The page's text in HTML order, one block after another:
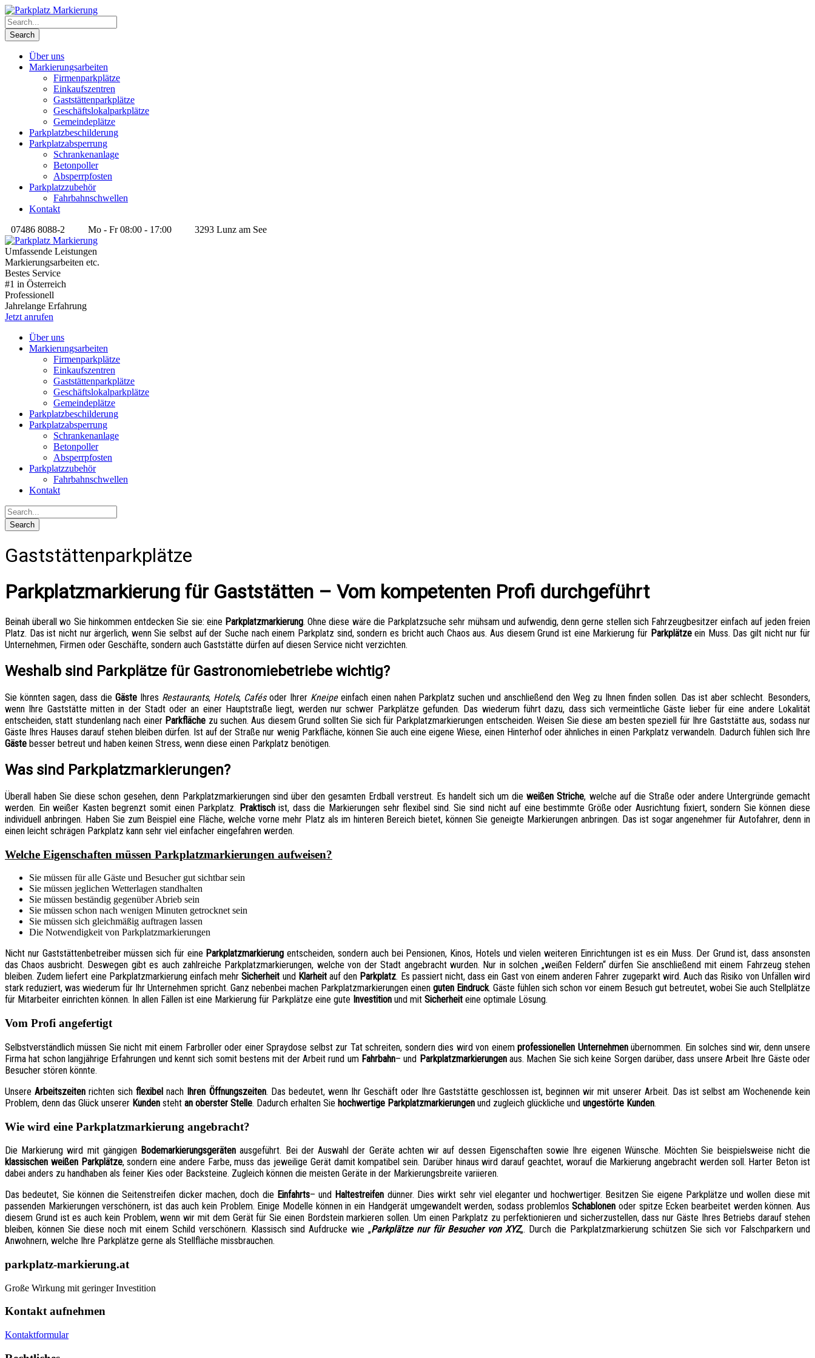
Über uns
Markierungsarbeiten
Firmenparkplätze
Einkaufszentren
Gaststättenparkplätze
Geschäftslokalparkplätze
Gemeindeplätze
Parkplatzbeschilderung
Parkplatzabsperrung
Schrankenanlage
Betonpoller
Absperrpfosten
Parkplatzzubehör
Fahrbahnschwellen
Kontakt
07486 8088-2
Mo - Fr 08:00 - 17:00 3293 Lunz am See
Umfassende Leistungen
Markierungsarbeiten etc.
Bestes Service
#1 in Österreich
Professionell
Jahrelange Erfahrung
Jetzt anrufen
Über uns
Markierungsarbeiten
Firmenparkplätze
Einkaufszentren
Gaststättenparkplätze
Geschäftslokalparkplätze
Gemeindeplätze
Parkplatzbeschilderung
Parkplatzabsperrung
Schrankenanlage
Betonpoller
Absperrpfosten
Parkplatzzubehör
Fahrbahnschwellen
Kontakt
Gaststättenparkplätze
Parkplatzmarkierung für Gaststätten – Vom kompetenten Profi durchgeführt
Beinah überall wo Sie hinkommen entdecken Sie sie: eine Parkplatzmarkierung. Ohne diese wäre die Parkplatzsuche sehr mühsam und aufwendig, denn gerne stellen sich Fahrzeugbesitzer einfach auf jeden freien
Platz. Das ist nicht nur ärgerlich, wenn Sie selbst auf der Suche nach einem Parkplatz sind, sondern es bricht auch Chaos aus. Aus diesem Grund ist eine Markierung für Parkplätzeein Muss. Das gilt nicht nur für
Unternehmen, Firmen oder Geschäfte, sondern auch Gaststätte dürfen auf diesen Service nicht verzichten.
Weshalb sind Parkplätze für Gastronomiebetriebe wichtig?
Sie könnten sagen, dass die GästeIhres Restaurants, Hotels, Cafésoder Ihrer Kneipeeinfach einen nahen Parkplatz suchen und anschließend den Weg zu Ihnen finden sollen. Das ist aber schlecht. Besonders,
wenn Ihre Gaststätte mitten in der Stadt oder an einer Hauptstraße liegt, werden nur schwer Parkplätze gefunden. Das wiederum führt dazu, dass sich vermeintliche Gäste lieber für eine andere Lokalität
entscheiden, statt stundenlang nach einer Parkfläche zu suchen. Aus diesem Grund sollten Sie sich für Parkplatzmarkierungen entscheiden. Weisen Sie diese am besten speziell für Ihre Gaststätte aus, sodass nur
Gäste Ihres Hauses darauf stehen bleiben dürfen. Ist auf der Straße nur wenig Parkfläche, können Sie auch eine eigene Wiese, einen Hinterhof oder ähnliches in einen Parkplatz verwandeln. Dadurch fühlen sich Ihre
Gäste besser betreut und haben keinen Stress, wenn diese einen Parkplatz benötigen.
Was sind Parkplatzmarkierungen?
Überall haben Sie diese schon gesehen, denn Parkplatzmarkierungen sind über den gesamten Erdball verstreut. Es handelt sich um dieweißen Striche, welche auf die Straße oder andere Untergründe gemacht
werden. Ein weißer Kasten begrenzt somit einen Parkplatz. Praktischist, dass die Markierungen sehr flexibel sind. Sie sind nicht auf eine bestimmte Größe oder Ausrichtung fixiert, sondern Sie können diese
individuell anbringen. Haben Sie zum Beispiel eine Fläche, welche vorne mehr Platz als im hinteren Bereich bietet, können Sie geneigte Markierungen anbringen. Das ist sogar angenehmer für Autofahrer, denn in
einen leicht schrägen Parkplatz kann sehr viel einfacher eingefahren werden.
Welche Eigenschaften müssen Parkplatzmarkierungen aufweisen?
Sie müssen für alle Gäste und Besucher gut sichtbar sein
Sie müssen jeglichen Wetterlagen standhalten
Sie müssen beständig gegenüber Abrieb sein
Sie müssen schon nach wenigen Minuten getrocknet sein
Sie müssen sich gleichmäßig auftragen lassen
Die Notwendigkeit von Parkplatzmarkierungen
Nicht nur Gaststättenbetreiber müssen sich für eine Parkplatzmarkierung entscheiden, sondern auch bei Pensionen, Kinos, Hotels und vielen weiteren Einrichtungen ist es ein Muss. Der Grund ist, dass ansonsten
das Chaos ausbricht. Deswegen gibt es auch zahlreiche Parkplatzmarkierungen, welche von der Stadt angebracht wurden. Nur in solchen „weißen Feldern“ dürfen Sie anschließend mit einem Fahrzeug stehen
bleiben. Zudem liefert eine Parkplatzmarkierung einfach mehrSicherheit und Klarheitauf den Parkplatz. Es passiert nicht, dass ein Gast von einem anderen Fahrer zugeparkt wird. Auch das Risiko von Unfällen wird
stark reduziert, was wiederum für Ihr Unternehmen spricht. Ganz nebenbei machen Parkplatzmarkierungen einen guten Eindruck. Gäste fühlen sich schon vor einem Besuch gut betreutet, wobei Sie auch Stellplätze
für Mitarbeiter einrichten können. In allen Fällen ist eine Markierung für Parkplätze eine gute Investition und mit Sicherheit eine optimale Lösung.
Vom Profi angefertigt
Selbstverständlich müssen Sie nicht mit einem Farbroller oder einer Spraydose selbst zur Tat schreiten, sondern dies wird von einemprofessionellen Unternehmenübernommen. Ein solches sind wir, denn unsere
Firma hat schon langjährige Erfahrungen und kennt sich somit bestens mit der Arbeit rund um Fahrbahn– und Parkplatzmarkierungenaus. Machen Sie sich keine Sorgen darüber, dass unsere Arbeit Ihre Gäste oder
Besucher stören könnte.
UnsereArbeitszeiten richten sichflexibel nach Ihren Öffnungszeiten. Das bedeutet, wenn Ihr Geschäft oder Ihre Gaststätte geschlossen ist, beginnen wir mit unserer Arbeit. Das ist selbst am Wochenende kein
Problem, denn das Glück unserer Kunden steht an oberster Stelle. Dadurch erhalten Sie hochwertige Parkplatzmarkierungen und zugleich glückliche und ungestörte Kunden.
Wie wird eine Parkplatzmarkierung angebracht?
Die Markierung wird mit gängigen Bodemarkierungsgeräten ausgeführt. Bei der Auswahl der Geräte achten wir auf dessen Eigenschaften sowie Ihre eigenen Wünsche. Möchten Sie beispielsweise nicht die
klassischen weißen Parkplätze, sondern eine andere Farbe, muss das jeweilige Gerät damit kompatibel sein. Darüber hinaus wird darauf geachtet, worauf die Markierung angebracht werden soll. Harter Beton ist
dabei anders zu handhaben als feiner Kies oder Backsteine. Zugleich können die meisten Geräte in der Markierungsbreite variieren.
Das bedeutet, Sie können die Seitenstreifen dicker machen, doch die Einfahrts– und Haltestreifen dünner. Dies wirkt sehr viel eleganter und hochwertiger. Besitzen Sie eigene Parkplätze und wollen diese mit
passenden Markierungen verschönern, ist das auch kein Problem. Einige Modelle können in ein Handgerät umgewandelt werden, sodass problemlosSchablonen oder spitze Ecken bearbeitet werden können. Aus
diesem Grund ist es auch kein Problem, wenn wir mit dem Gerät für Sie einen Bordstein markieren sollen. Um einen Parkplatz zu perfektionieren und sicherzustellen, dass nur Gäste Ihres Betriebs darauf stehen
bleiben, können Sie diese noch mit einem Schild verschönern. Klassisch sind Aufdrucke wie „Parkplätze nur für Besucher von XYZ„. Durch die Parkplatzmarkierung schützen Sie sich vor Falschparkern und
Anwohnern, welche Ihre Parkplätze gerne als Stellfläche missbrauchen.
parkplatz-markierung.at
Große Wirkung mit geringer Investition
Kontakt aufnehmen
Kontaktformular